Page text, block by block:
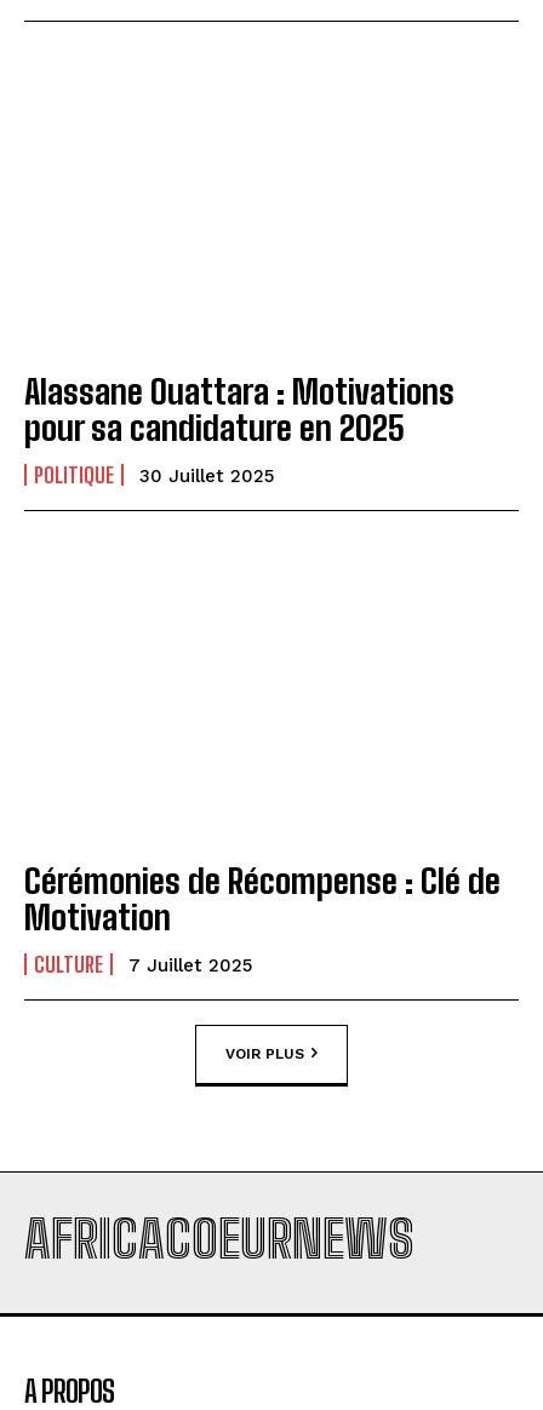
Alassane Ouattara : Motivations
pour sa candidature en 2025
POLITIQUE 30 Juillet 2025
Cérémonies de Récompense : Clé de
Motivation
CULTURE 7 Juillet 2025
VOIR PLUS
AFRICACOEURNEWS
A PROPOS